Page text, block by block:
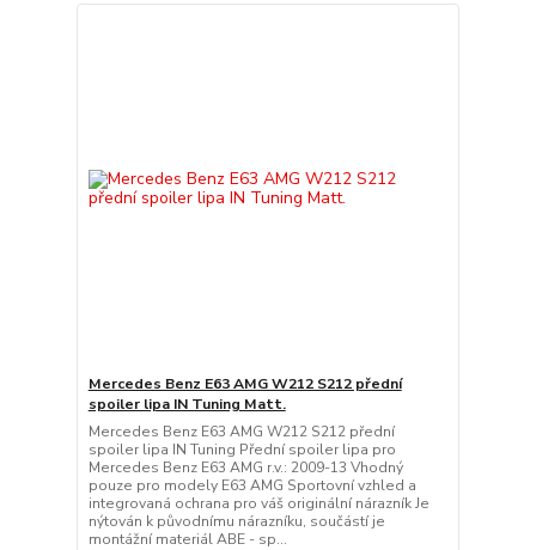
Mercedes Benz E63 AMG W212 S212 přední
spoiler lipa IN Tuning Matt.
Mercedes Benz E63 AMG W212 S212 přední
spoiler lipa IN Tuning Přední spoiler lipa pro
Mercedes Benz E63 AMG r.v.: 2009-13 Vhodný
pouze pro modely E63 AMG Sportovní vzhled a
integrovaná ochrana pro váš originální nárazník Je
nýtován k původnímu nárazníku, součástí je
montážní materiál ABE - sp...